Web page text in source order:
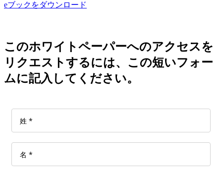
eブックをダウンロード
このホワイトペーパーへのアクセスを
リクエストするには、この短いフォー
ムに記入してください。